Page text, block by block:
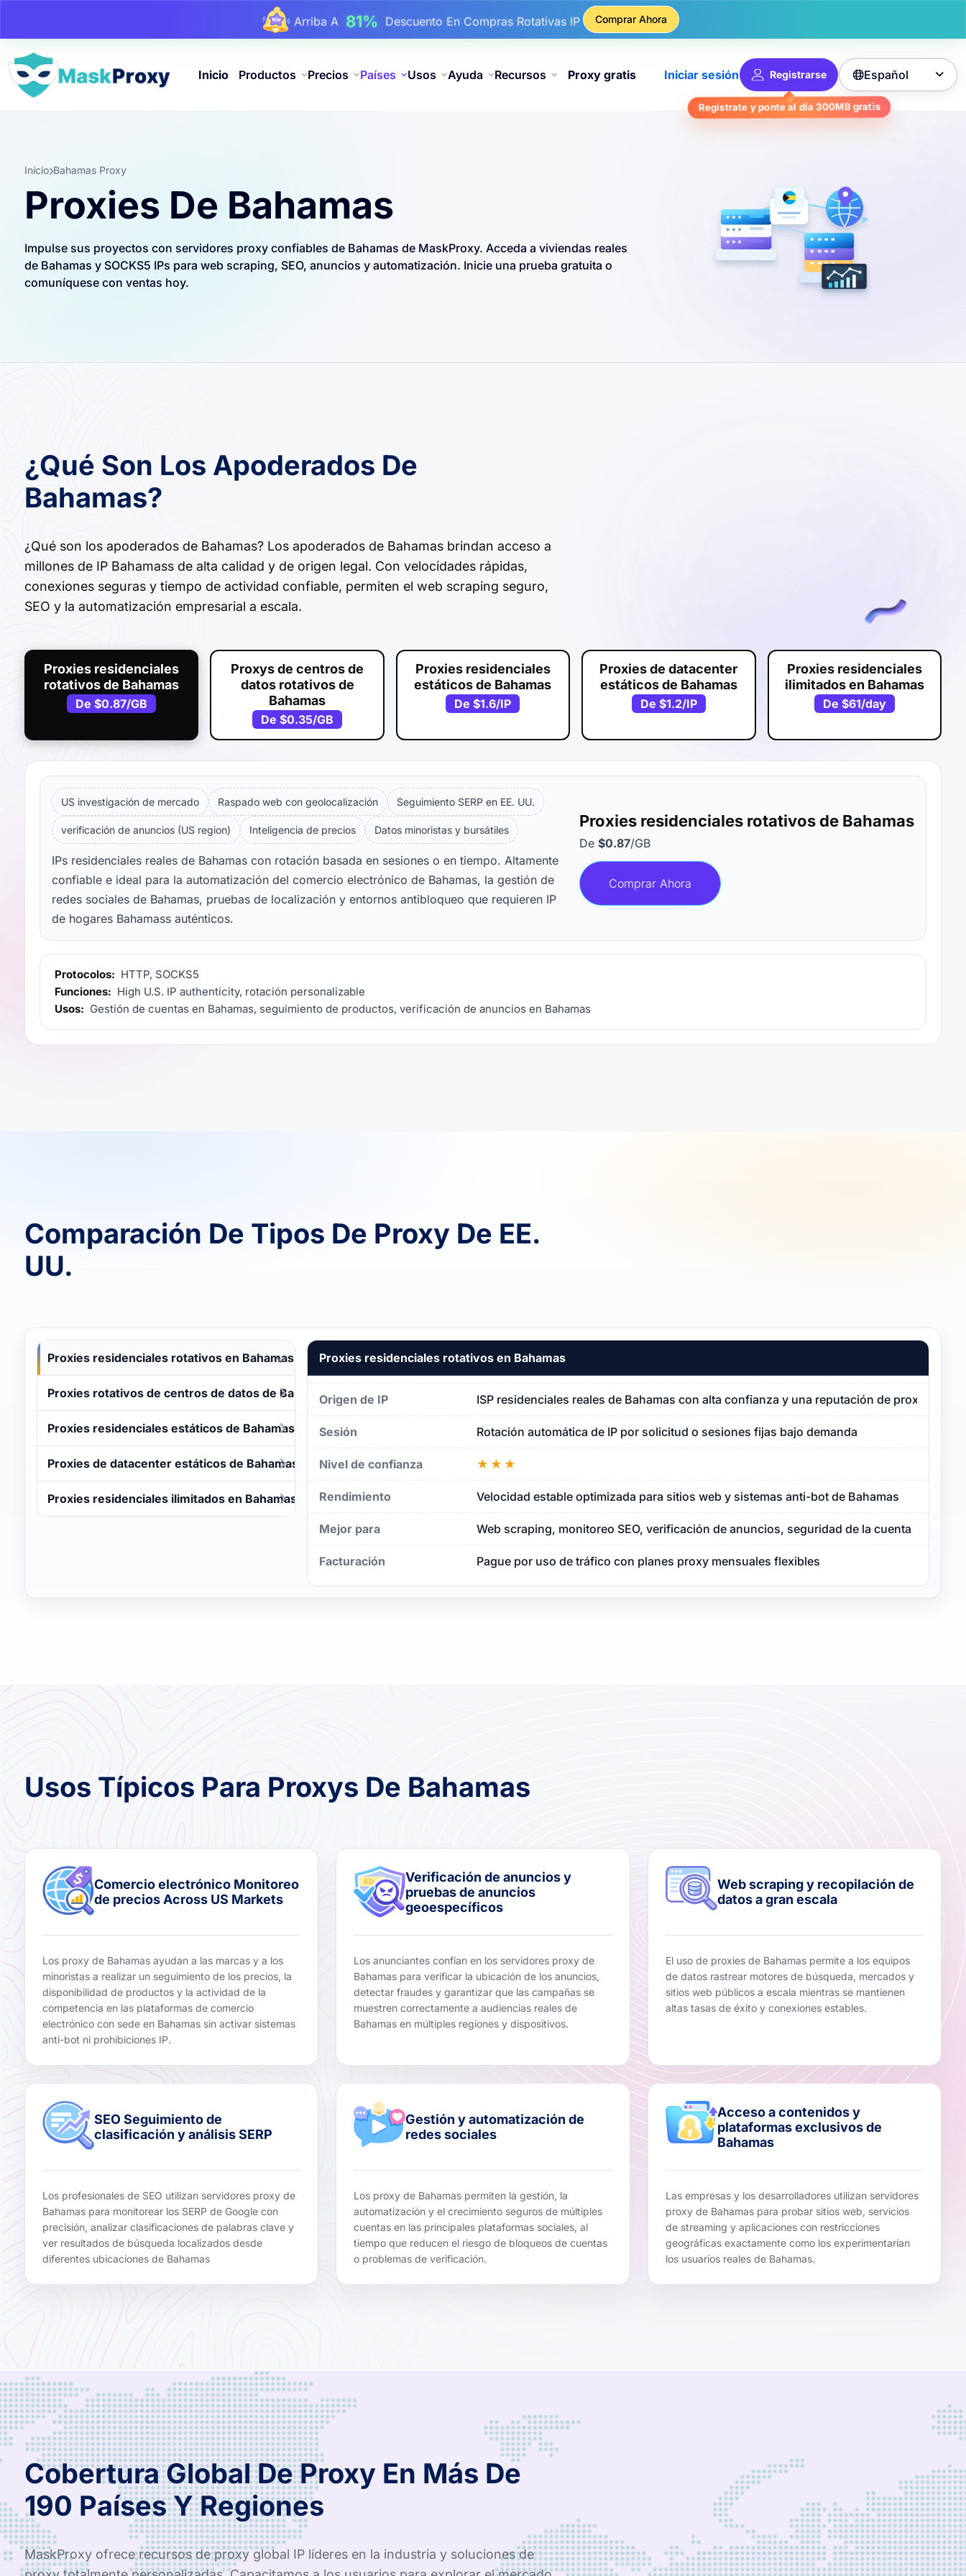
Arriba A 17%De Descuento Adicional En Recargas
Arriba A25%Descuento En Compras Estáticas IP
81%
Comprar Ahora
Inicio Productos Precios Países Usos Ayuda Recursos Proxy gratis Iniciar sesión Registrarse
Regístrate y ponte al día 300MBgratis
Español 
Inicio Bahamas Proxy
Proxies De Bahamas
Impulse sus proyectos con servidores proxy confiables de Bahamas de MaskProxy. Acceda a viviendas reales
de Bahamas y SOCKS5 IPs para web scraping, SEO, anuncios y automatización. Inicie una prueba gratuita o
comuníquese con ventas hoy.
¿Qué Son Los Apoderados De
Bahamas?
¿Qué son los apoderados de Bahamas? Los apoderados de Bahamas brindan acceso a
millones de IP Bahamass de alta calidad y de origen legal. Con velocidades rápidas,
conexiones seguras y tiempo de actividad confiable, permiten el web scraping seguro,
SEO y la automatización empresarial a escala.
Proxies residenciales
rotativos de Bahamas
De$0.87/GB
Proxys de centros de
datos rotativos de
Bahamas
De$0.35/GB
Proxies residenciales
estáticos de Bahamas
De$1.6/IP
Proxies de datacenter
estáticos de Bahamas
De $1.2/IP
Proxies residenciales
ilimitados en Bahamas
De $61/day
US investigación de mercado Raspado web con geolocalización Seguimiento SERP en EE. UU.
verificación de anuncios (US region) Inteligencia de precios Datos minoristas y bursátiles
IPs residenciales reales de Bahamas con rotación basada en sesiones o en tiempo. Altamente
confiable e ideal para la automatización del comercio electrónico de Bahamas, la gestión de
redes sociales de Bahamas, pruebas de localización y entornos antibloqueo que requieren IP
de hogares Bahamass auténticos.
Proxies residenciales rotativos de Bahamas
De $0.87/GB
Comprar Ahora
Protocolos: HTTP, SOCKS5
Funciones: High U.S. IP authenticity, rotación personalizable
Usos: Gestión de cuentas en Bahamas, seguimiento de productos, verificación de anuncios en Bahamas
Comparación De Tipos De Proxy De EE.
UU.
Proxies residenciales rotativos en Bahamas
Proxies rotativos de centros de datos de Bahamas
Proxies residenciales estáticos de Bahamas
Proxies de datacenter estáticos de Bahamas
Proxies residenciales ilimitados en Bahamas
Proxies residenciales rotativos en Bahamas
Origen de IP ISP residenciales reales de Bahamas con alta confianza y una reputación de proxy limpia
Sesión Rotación automática de IP por solicitud o sesiones fijas bajo demanda
Nivel de confianza ★★★
Rendimiento Velocidad estable optimizada para sitios web y sistemas anti-bot de Bahamas
Mejor para Web scraping, monitoreo SEO, verificación de anuncios, seguridad de la cuenta
Facturación Pague por uso de tráfico con planes proxy mensuales flexibles
Usos Típicos Para Proxys De Bahamas
Comercio electrónico Monitoreo
de precios Across US Markets
Los proxy de Bahamas ayudan a las marcas y a los
minoristas a realizar un seguimiento de los precios, la
disponibilidad de productos y la actividad de la
competencia en las plataformas de comercio
electrónico con sede en Bahamas sin activar sistemas
anti-bot ni prohibiciones IP.
Verificación de anuncios y
pruebas de anuncios
geoespecíficos
Los anunciantes confían en los servidores proxy de
Bahamas para verificar la ubicación de los anuncios,
detectar fraudes y garantizar que las campañas se
muestren correctamente a audiencias reales de
Bahamas en múltiples regiones y dispositivos.
Web scraping y recopilación de
datos a gran escala
El uso de proxies de Bahamas permite a los equipos
de datos rastrear motores de búsqueda, mercados y
sitios web públicos a escala mientras se mantienen
altas tasas de éxito y conexiones estables.
SEO Seguimiento de
clasificación y análisis SERP
Los profesionales de SEO utilizan servidores proxy de
Bahamas para monitorear los SERP de Google con
precisión, analizar clasificaciones de palabras clave y
ver resultados de búsqueda localizados desde
diferentes ubicaciones de Bahamas
Gestión y automatización de
redes sociales
Los proxy de Bahamas permiten la gestión, la
automatización y el crecimiento seguros de múltiples
cuentas en las principales plataformas sociales, al
tiempo que reducen el riesgo de bloqueos de cuentas
o problemas de verificación.
Acceso a contenidos y
plataformas exclusivos de
Bahamas
Las empresas y los desarrolladores utilizan servidores
proxy de Bahamas para probar sitios web, servicios
de streaming y aplicaciones con restricciones
geográficas exactamente como los experimentarían
los usuarios reales de Bahamas.
Cobertura Global De Proxy En Más De
190 Países Y Regiones
MaskProxy ofrece recursos de proxy global IP líderes en la industria y soluciones de